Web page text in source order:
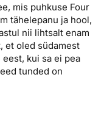
mis puhkuse Four
tähelepanu ja hool,
nii lihtsalt enam
et oled südamest
kui sa ei pea
tunded on